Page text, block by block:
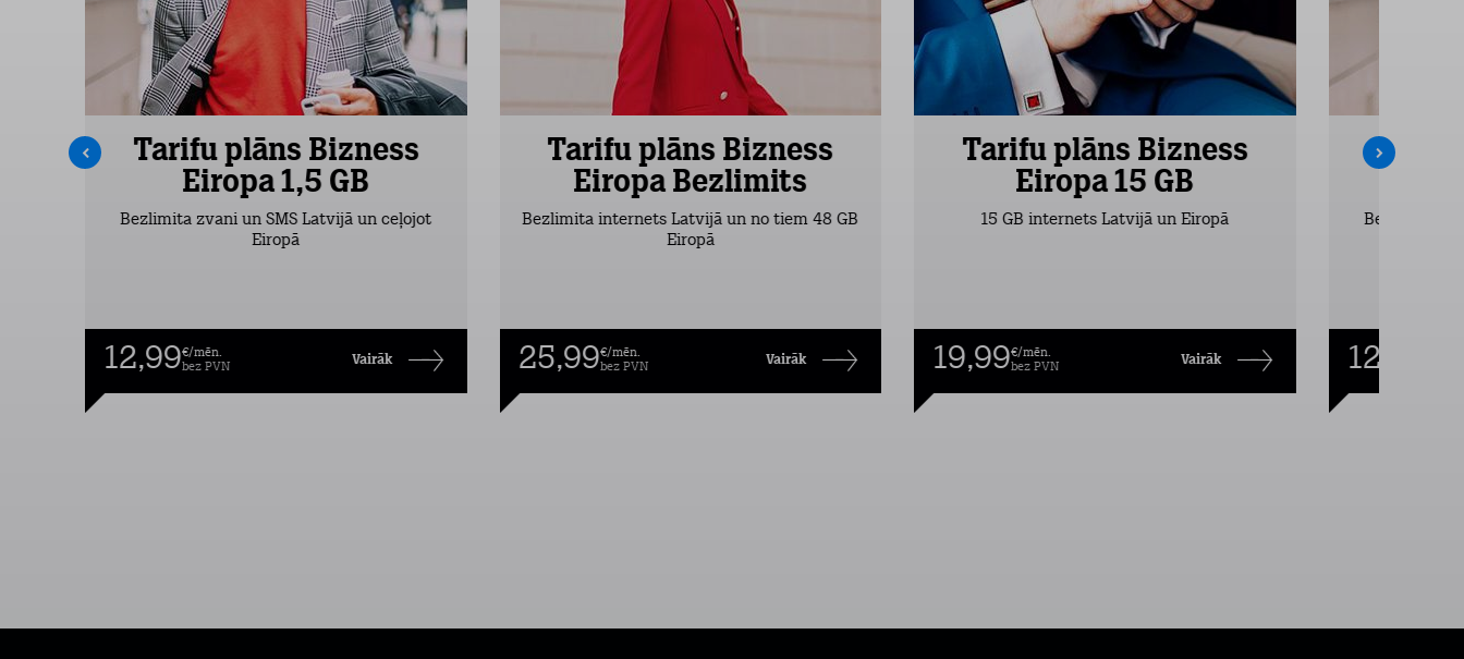
Tarifu plāns Bizness
Eiropa 1,5 GB
Bezlimita zvani un SMS Latvijā un ceļojot
Eiropā
12,99€/mēn.
bez PVN
Vairāk
Tarifu plāns Bizness
Eiropa Bezlimits
Bezlimita internets Latvijā un no tiem 48 GB
Eiropā
25,99€/mēn.
bez PVN
Vairāk
Tarifu plāns Bizness
Eiropa 15 GB
15 GB internets Latvijā un Eiropā
19,99€/mēn.
bez PVN
Vairāk
Bezlimita
12,99